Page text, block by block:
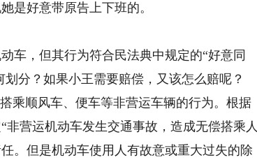
是好意带原告上下班的。
，但其行为符合民法典中规定的“好意同
分？如果小王需要赔偿，又该怎么赔呢？
顺风车、便车等非营运车辆的行为。根据
非营运机动车发生交通事故，造成无偿搭乘人
。但是机动车使用人有故意或重大过失的除